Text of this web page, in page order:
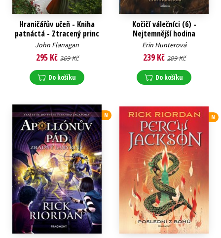
Hraničářův učeň - Kniha
patnáctá - Ztracený princ
John Flanagan
295 Kč 369 Kč
Do košíku
Kočičí válečníci (6) -
Nejtemnější hodina
Erin Hunterová
239 Kč 299 Kč
Do košíku
N N